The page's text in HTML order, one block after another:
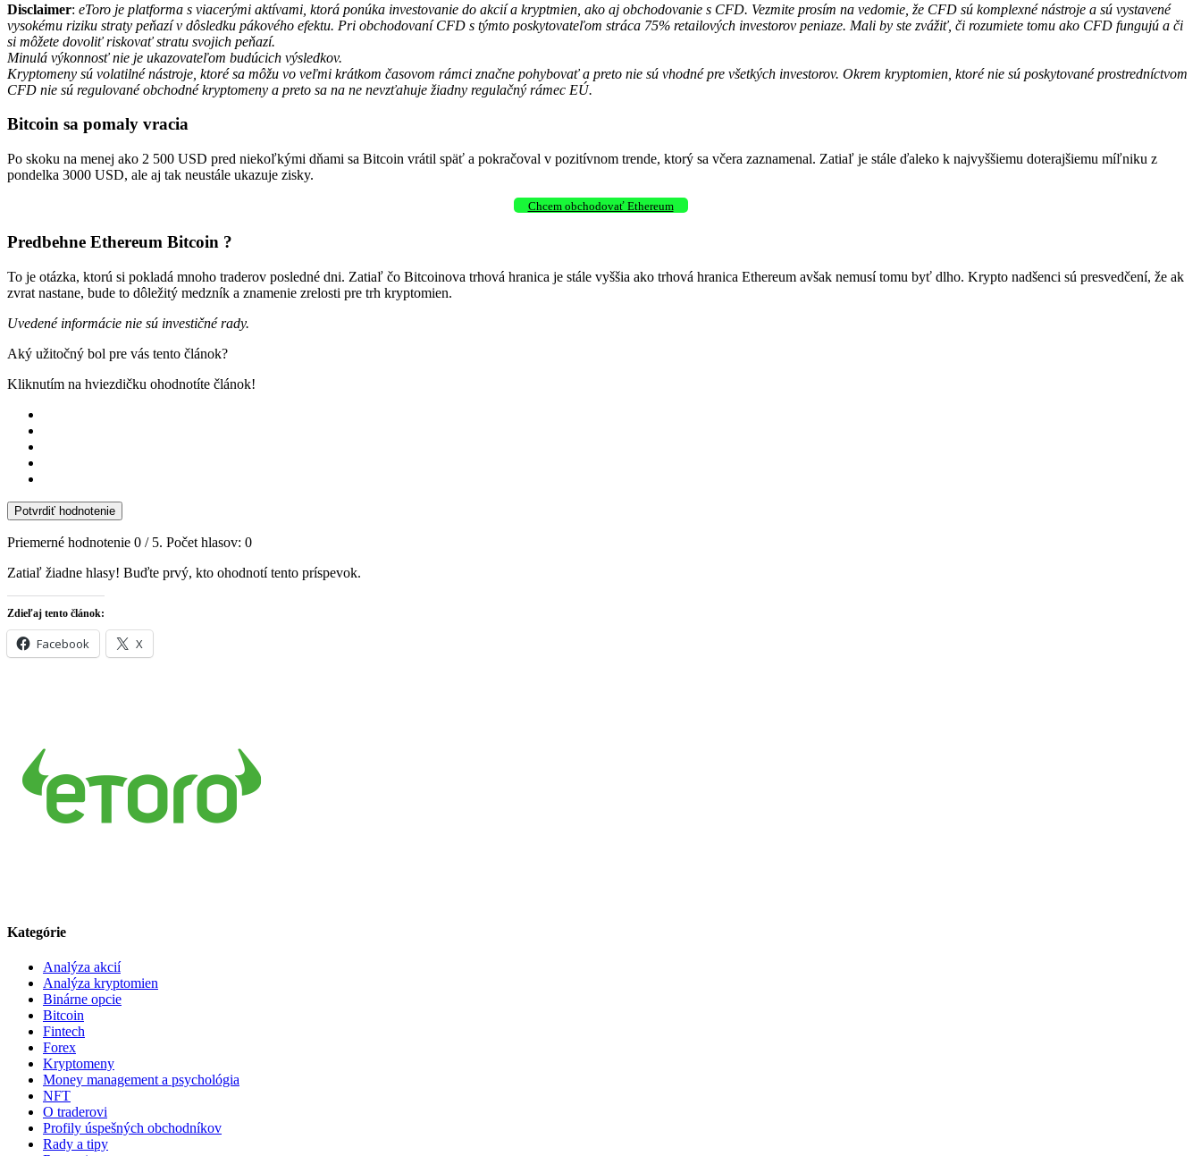
Disclaimer: eToro je platforma s viacerými aktívami, ktorá ponúka investovanie do akcií a kryptmien, ako aj obchodovanie s CFD. Vezmite prosím na vedomie, že CFD sú komplexné nástroje a sú vystavené
vysokému riziku straty peňazí v dôsledku pákového efektu. Pri obchodovaní CFD s týmto poskytovateľom stráca 75% retailových investorov peniaze. Mali by ste zvážiť, či rozumiete tomu ako CFD fungujú a či
si môžete dovoliť riskovať stratu svojich peňazí.
Minulá výkonnosť nie je ukazovateľom budúcich výsledkov.
Kryptomeny sú volatilné nástroje, ktoré sa môžu vo veľmi krátkom časovom rámci značne pohybovať a preto nie sú vhodné pre všetkých investorov. Okrem kryptomien, ktoré nie sú poskytované prostredníctvom
CFD nie sú regulované obchodné kryptomeny a preto sa na ne nevzťahuje žiadny regulačný rámec EÚ.
Bitcoin sa pomaly vracia
Po skoku na menej ako 2 500 USD pred niekoľkými dňami sa Bitcoin vrátil späť a pokračoval v pozitívnom trende, ktorý sa včera zaznamenal. Zatiaľ je stále ďaleko k najvyššiemu doterajšiemu míľniku z
pondelka 3000 USD, ale aj tak neustále ukazuje zisky.
Chcem obchodovať Ethereum
Predbehne Ethereum Bitcoin ?
To je otázka, ktorú si pokladá mnoho traderov posledné dni. Zatiaľ čo Bitcoinova trhová hranica je stále vyššia ako trhová hranica Ethereum avšak nemusí tomu byť dlho. Krypto nadšenci sú presvedčení, že ak
zvrat nastane, bude to dôležitý medzník a znamenie zrelosti pre trh kryptomien.
Uvedené informácie nie sú investičné rady.
Aký užitočný bol pre vás tento článok?
Kliknutím na hviezdičku ohodnotíte článok!
Potvrdiť hodnotenie
Priemerné hodnotenie 0 / 5. Počet hlasov: 0
Zatiaľ žiadne hlasy! Buďte prvý, kto ohodnotí tento príspevok.
Zdieľaj tento článok:
Facebook X
Kategórie
Analýza akcií
Analýza kryptomien
Binárne opcie
Bitcoin
Fintech
Forex
Kryptomeny
Money management a psychológia
NFT
O traderovi
Profily úspešných obchodníkov
Rady a tipy